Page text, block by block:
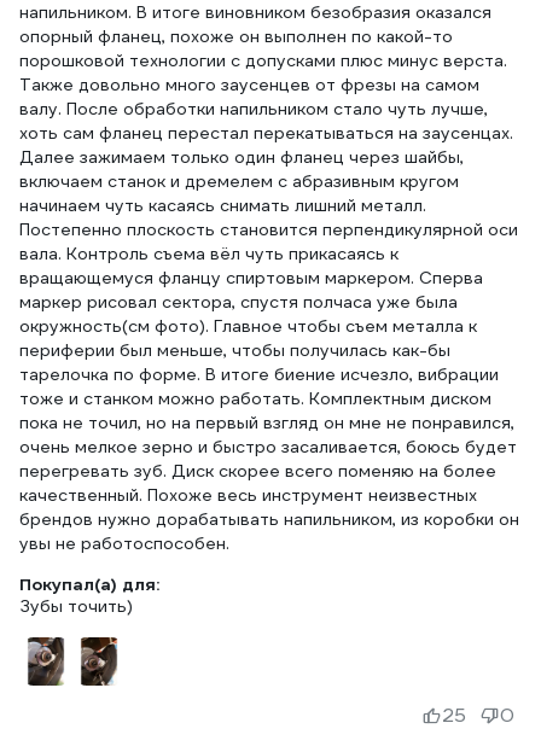
напильником. В итоге виновником безобразия оказался
опорный фланец, похоже он выполнен по какой-то
порошковой технологии с допусками плюс минус верста.
Также довольно много заусенцев от фрезы на самом
валу. После обработки напильником стало чуть лучше,
хоть сам фланец перестал перекатываться на заусенцах.
Далее зажимаем только один фланец через шайбы,
включаем станок и дремелем с абразивным кругом
начинаем чуть касаясь снимать лишний металл.
Постепенно плоскость становится перпендикулярной оси
вала. Контроль съема вёл чуть прикасаясь к
вращающемуся фланцу спиртовым маркером. Сперва
маркер рисовал сектора, спустя полчаса уже была
окружность(см фото). Главное чтобы съем металла к
периферии был меньше, чтобы получилась как-бы
тарелочка по форме. В итоге биение исчезло, вибрации
тоже и станком можно работать. Комплектным диском
пока не точил, но на первый взгляд он мне не понравился,
очень мелкое зерно и быстро засаливается, боюсь будет
перегревать зуб. Диск скорее всего поменяю на более
качественный. Похоже весь инструмент неизвестных
брендов нужно дорабатывать напильником, из коробки он
увы не работоспособен.
Покупал(а) для:
Зубы точить)
25 0